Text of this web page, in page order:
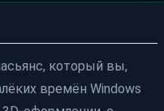
который вы,
времён Windows